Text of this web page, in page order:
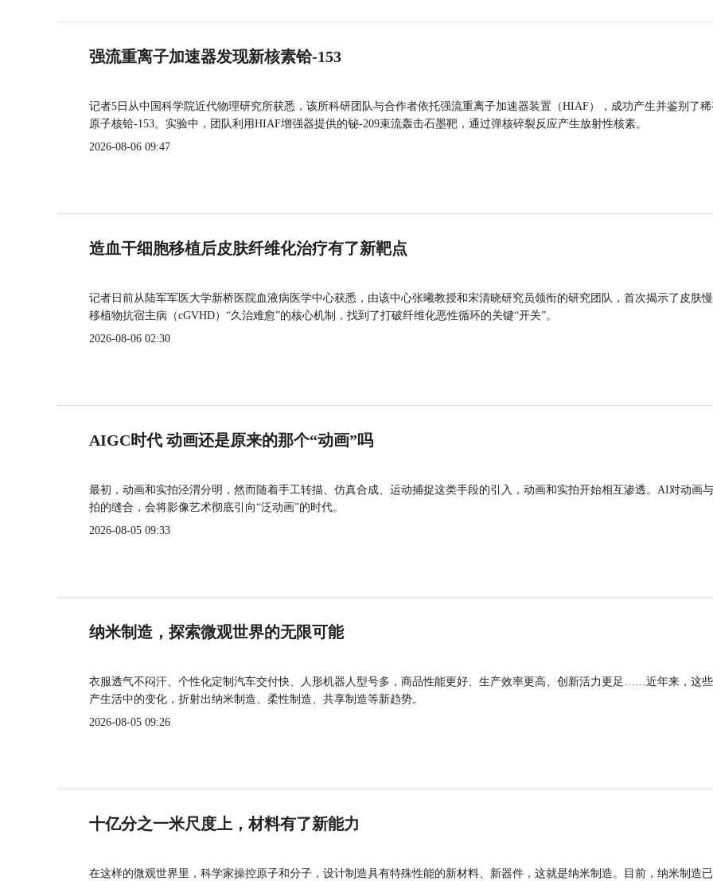
强流重离子加速器发现新核素铪-153
记者5日从中国科学院近代物理研究所获悉，该所科研团队与合作者依托强流重离子加速器装置（HIAF），成功产生并鉴别了
原子核铪-153。实验中，团队利用HIAF增强器提供的铋-209束流轰击石墨靶，通过弹核碎裂反应产生放射性核素。
2026-08-06 09:47
造血干细胞移植后皮肤纤维化治疗有了新靶点
记者日前从陆军军医大学新桥医院血液病医学中心获悉，由该中心张曦教授和宋清晓研究员领衔的研究团队，首次揭示了皮肤
移植物抗宿主病（cGVHD）“久治难愈”的核心机制，找到了打破纤维化恶性循环的关键“开关”。
2026-08-06 02:30
AIGC时代 动画还是原来的那个“动画”吗
最初，动画和实拍泾渭分明，然而随着手工转描、仿真合成、运动捕捉这类手段的引入，动画和实拍开始相互渗透。AI对动画
拍的缝合，会将影像艺术彻底引向“泛动画”的时代。
2026-08-05 09:33
纳米制造，探索微观世界的无限可能
衣服透气不闷汗、个性化定制汽车交付快、人形机器人型号多，商品性能更好、生产效率更高、创新活力更足……近年来，这
产生活中的变化，折射出纳米制造、柔性制造、共享制造等新趋势。
2026-08-05 09:26
十亿分之一米尺度上，材料有了新能力
在这样的微观世界里，科学家操控原子和分子，设计制造具有特殊性能的新材料、新器件，这就是纳米制造。目前，纳米制造